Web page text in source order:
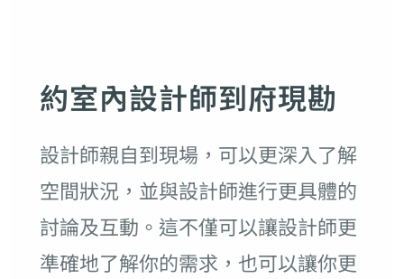
約室內設計師到府現勘
設計師親自到現場，可以更深入了解
空間狀況，並與設計師進行更具體的
討論及互動。這不僅可以讓設計師更
準確地了解你的需求，也可以讓你更